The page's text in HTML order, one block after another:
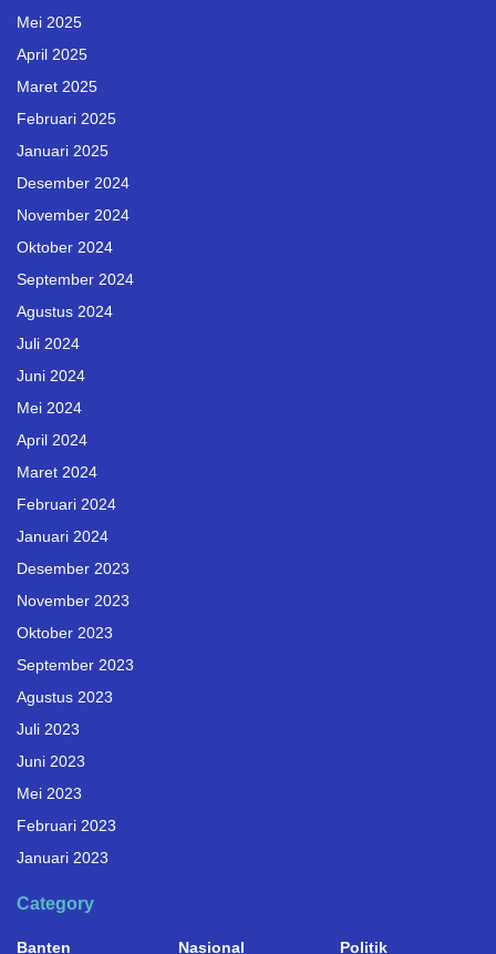
Mei 2025
April 2025
Maret 2025
Februari 2025
Januari 2025
Desember 2024
November 2024
Oktober 2024
September 2024
Agustus 2024
Juli 2024
Juni 2024
Mei 2024
April 2024
Maret 2024
Februari 2024
Januari 2024
Desember 2023
November 2023
Oktober 2023
September 2023
Agustus 2023
Juli 2023
Juni 2023
Mei 2023
Februari 2023
Januari 2023
Category
Banten Nasional Politik